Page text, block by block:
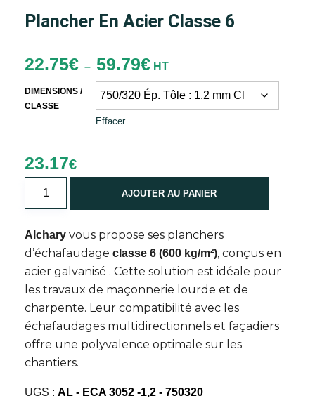
Plancher En Acier Classe 6
22.75€ – 59.79€
prix :
22.75€
HT
Alchary vous propose ses planchers
d’échafaudage classe 6 (600 kg/m²), conçus en
acier galvanisé . Cette solution est idéale pour
les travaux de maçonnerie lourde et de
charpente. Leur compatibilité avec les
échafaudages multidirectionnels et façadiers
offre une polyvalence optimale sur les
chantiers.
DIMENSIONS /
CLASSE
Effacer
23.17€
en
acier
classe
6
AJOUTER AU PANIER
UGS : AL - ECA 3052 -1,2 - 750320